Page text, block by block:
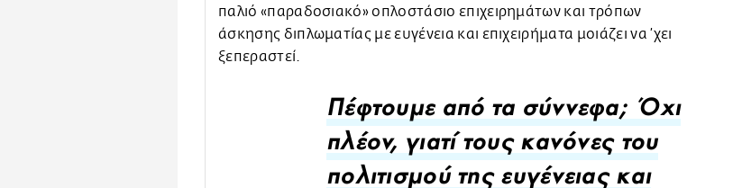
παλιό «παραδοσιακό» οπλοστάσιο επιχειρημάτων και τρόπων
άσκησης διπλωματίας με ευγένεια και επιχειρήματα μοιάζει να ’χει
ξεπεραστεί.
Πέφτουμε από τα σύννεφα; Όχι
πλέον, γιατί τους κανόνες του
πολιτισμού της ευγένειας και